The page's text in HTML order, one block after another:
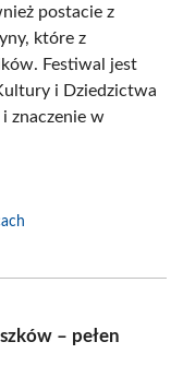
postacie z
które z
Festiwal jest
i Dziedzictwa
znaczenie w
– pełen